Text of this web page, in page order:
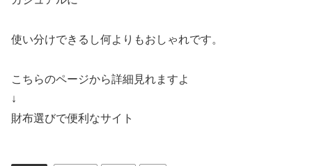
使い分けできるし何よりもおしゃれです。
こちらのページから詳細見れますよ
↓
財布選びで便利なサイト